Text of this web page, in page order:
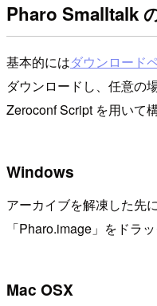
Pharo Smalltalk
基本的にはダウンロード
ダウンロードし、任意の
Zeroconf Script を用いて
Windows
アーカイブを解凍した先
「Pharo.image」をドラ
Mac OSX